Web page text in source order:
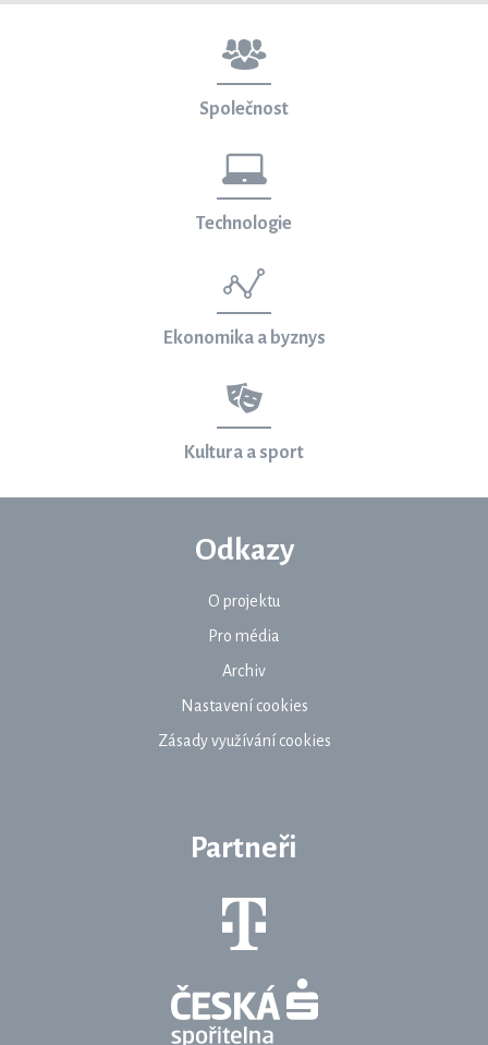
Společnost
Technologie
Ekonomika a byznys
Kultura a sport
Odkazy
O projektu
Pro média
Archiv
Nastavení cookies
Zásady využívání cookies
Partneři